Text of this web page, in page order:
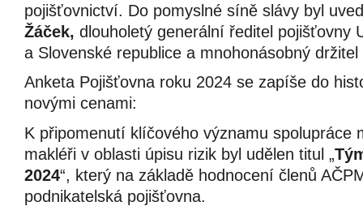
pojišťovnictví. Do pomyslné síně slávy byl
Žáček, dlouholetý generální ředitel pojišťovny
a Slovenské republice a mnohonásobný
Anketa Pojišťovna roku 2024 se zapíše do
novými cenami:
K připomenutí klíčového významu spolupráce
makléři v oblasti úpisu rizik byl udělen titul „
2024“, který na základě hodnocení členů
podnikatelská pojišťovna.